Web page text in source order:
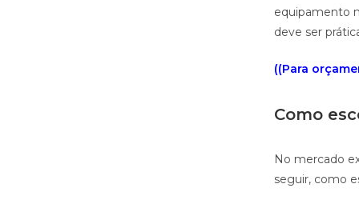
equipamento
deve ser
((Para
Como
No mercado
seguir, como